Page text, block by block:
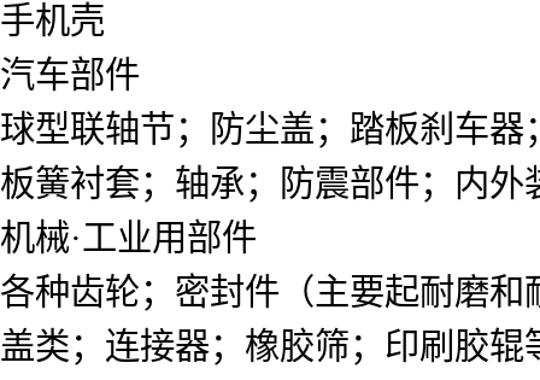
手机壳
汽车部件
球型联轴节；防尘盖；踏板刹车器
板簧衬套；轴承；防震部件；内外
机械·工业用部件
各种齿轮；密封件（主要起耐磨
盖类；连接器；橡胶筛；印刷胶辊